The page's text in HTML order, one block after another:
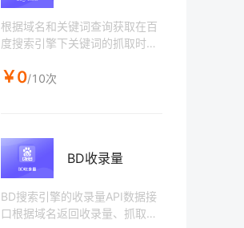
D30分钟后再进行任务详情获
取。
根据域名和关键词查询获取在百
度搜索引擎下关键词的抓取时
条）、 页面标题、 页面链接地
询IP百分百一致）
￥0/10次
BD收录量
BD搜索引擎的收录量API数据接
口根据域名返回收录量、抓取时